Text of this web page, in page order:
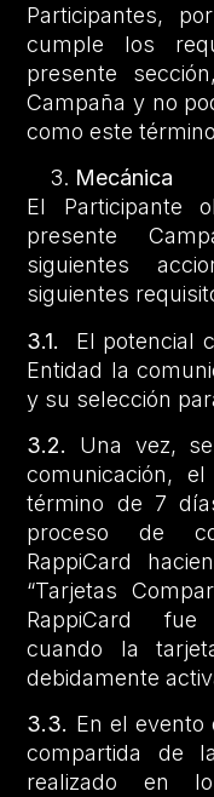
Participantes,
cumple los
presente
Campaña y no
como este
Mecánica
El Participante
presente
siguientes
siguientes
3.1.
El potencial
Entidad la
y su selección
3.2.
Una vez,
comunicación,
término de 7
proceso de
RappiCard
“Tarjetas
RappiCard fue
cuando la
debidamente
3.3. En el evento
compartida de
realizado en